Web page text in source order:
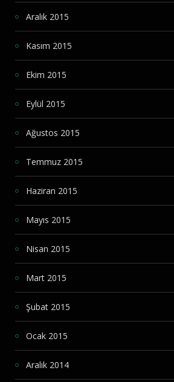
Aralık 2015
Kasım 2015
Ekim 2015
Eylül 2015
Ağustos 2015
Temmuz 2015
Haziran 2015
Mayıs 2015
Nisan 2015
Mart 2015
Şubat 2015
Ocak 2015
Aralık 2014